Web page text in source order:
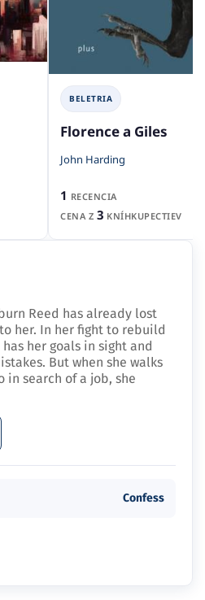
BELETRIA
Florence a Giles
John Harding
1 RECENCIA
CENA Z 3 KNÍHKUPECTIEV
Reed has already lost
her. In her fight to rebuild
her goals in sight and
But when she walks
search of a job, she
Confess